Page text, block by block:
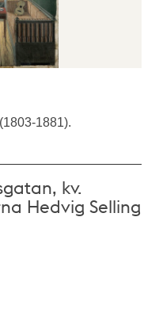
1881).
kv.
Hedvig Selling